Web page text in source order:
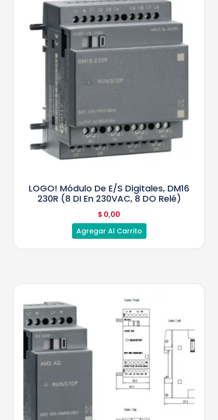
LOGO! Módulo De E/S Digitales, DM16
230R (8 DI En 230VAC, 8 DO Relé)
$ 0,00
Agregar Al Carrito